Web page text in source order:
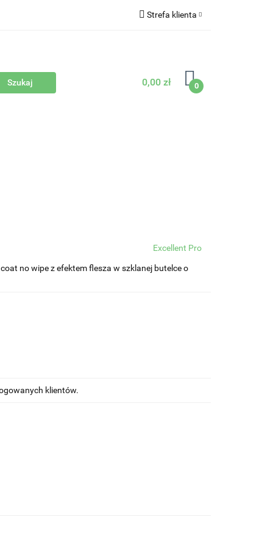
Strefa klienta
Dodaj zgłoszenie
0,00 zł 0
Excellent Pro
no wipe z efektem flesza w szklanej butelce o
klientów.